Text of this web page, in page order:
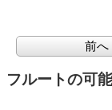
前へ
フルートの可